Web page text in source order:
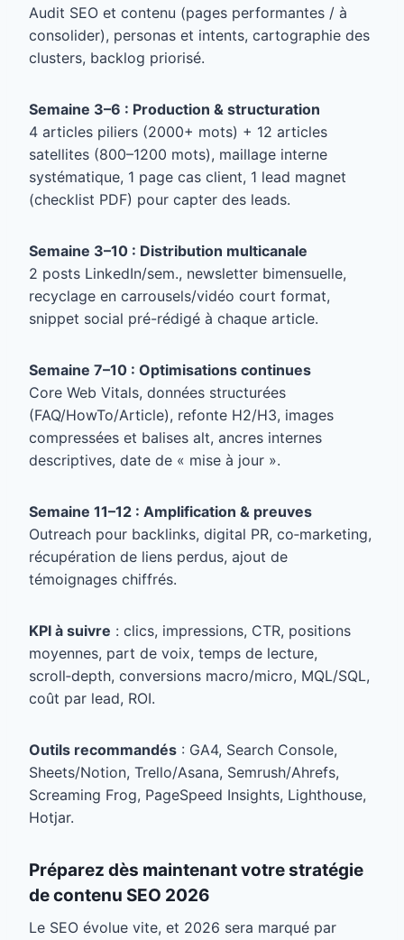
Audit SEO et contenu (pages performantes / à
consolider), personas et intents, cartographie des
clusters, backlog priorisé.
Semaine 3–6 : Production & structuration
4 articles piliers (2000+ mots) + 12 articles
satellites (800–1200 mots), maillage interne
systématique, 1 page cas client, 1 lead magnet
(checklist PDF) pour capter des leads.
Semaine 3–10 : Distribution multicanale
2 posts LinkedIn/sem., newsletter bimensuelle,
recyclage en carrousels/vidéo court format,
snippet social pré-rédigé à chaque article.
Semaine 7–10 : Optimisations continues
Core Web Vitals, données structurées
(FAQ/HowTo/Article), refonte H2/H3, images
compressées et balises alt, ancres internes
descriptives, date de « mise à jour ».
Semaine 11–12 : Amplification & preuves
Outreach pour backlinks, digital PR, co‑marketing,
récupération de liens perdus, ajout de
témoignages chiffrés.
KPI à suivre : clics, impressions, CTR, positions
moyennes, part de voix, temps de lecture,
scroll‑depth, conversions macro/micro, MQL/SQL,
coût par lead, ROI.
Outils recommandés : GA4, Search Console,
Sheets/Notion, Trello/Asana, Semrush/Ahrefs,
Screaming Frog, PageSpeed Insights, Lighthouse,
Hotjar.
Préparez dès maintenant votre stratégie
de contenu SEO 2026
Le SEO évolue vite, et 2026 sera marqué par